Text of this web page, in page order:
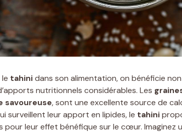
tahinidans son alimentation, on bénéficie
nutritionnels considérables. Les
savoureuse, sont une excellente source de
surveillent leur apport en lipides, le tahini
pour leur effet bénéfique sur le cœur. Imaginez